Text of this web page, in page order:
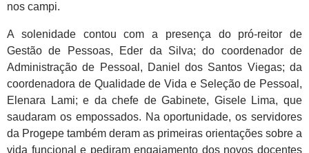
nos campi.
A solenidade contou com a presença do pró-reitor de
Gestão de Pessoas, Eder da Silva; do coordenador de
Administração de Pessoal, Daniel dos Santos Viegas; da
coordenadora de Qualidade de Vida e Seleção de Pessoal,
Elenara Lami; e da chefe de Gabinete, Gisele Lima, que
saudaram os empossados. Na oportunidade, os servidores
da Progepe também deram as primeiras orientações sobre a
vida funcional e pediram engajamento dos novos docentes